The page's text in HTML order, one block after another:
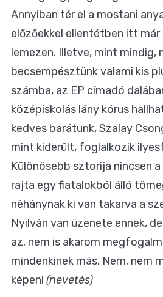
Annyiban tér el a mostani
előzőekkel ellentétben itt már
lemezen. Illetve, mint mindig,
becsempésztünk valami kis
számba, az EP címadó
középiskolás lány kórus
kedves barátunk, Szalay
mint kiderült, foglalkozik
Különösebb sztorija nincsen
rajta egy fiatalokból álló
néhánynak ki van takarva a
Nyilván van üzenete ennek,
az, nem is akarom
mindenkinek más. Nem, nem
képen! (nevetés)